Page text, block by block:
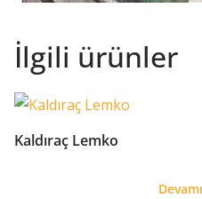
İlgili ürünler
Kaldıraç Lemko